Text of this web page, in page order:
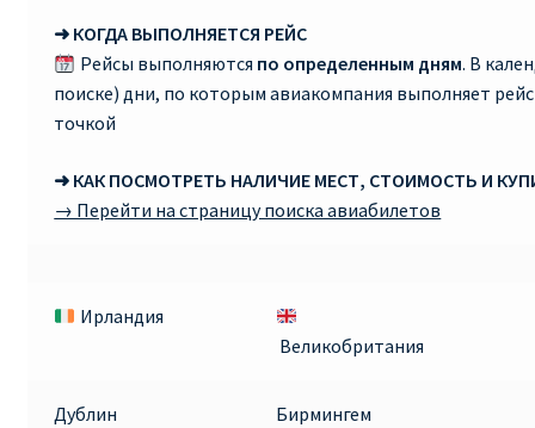
➜ КОГДА ВЫПОЛНЯЕТСЯ РЕЙС
Рейсы выполняются по определенным дням. В
поиске) дни, по которым авиакомпания выполняет
точкой
➜ КАК ПОСМОТРЕТЬ НАЛИЧИЕ МЕСТ, СТОИМОСТЬ И
→ Перейти на страницу поиска авиабилетов
Ирландия
Великобритания
Дублин Бирмингем